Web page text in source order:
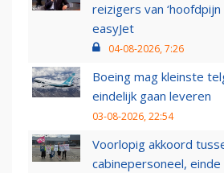
reizigers van
easyJet
04-08-2026, 7:26
Boeing mag kleinste
eindelijk gaan leveren
03-08-2026, 22:54
Voorlopig akkoord
cabinepersoneel,